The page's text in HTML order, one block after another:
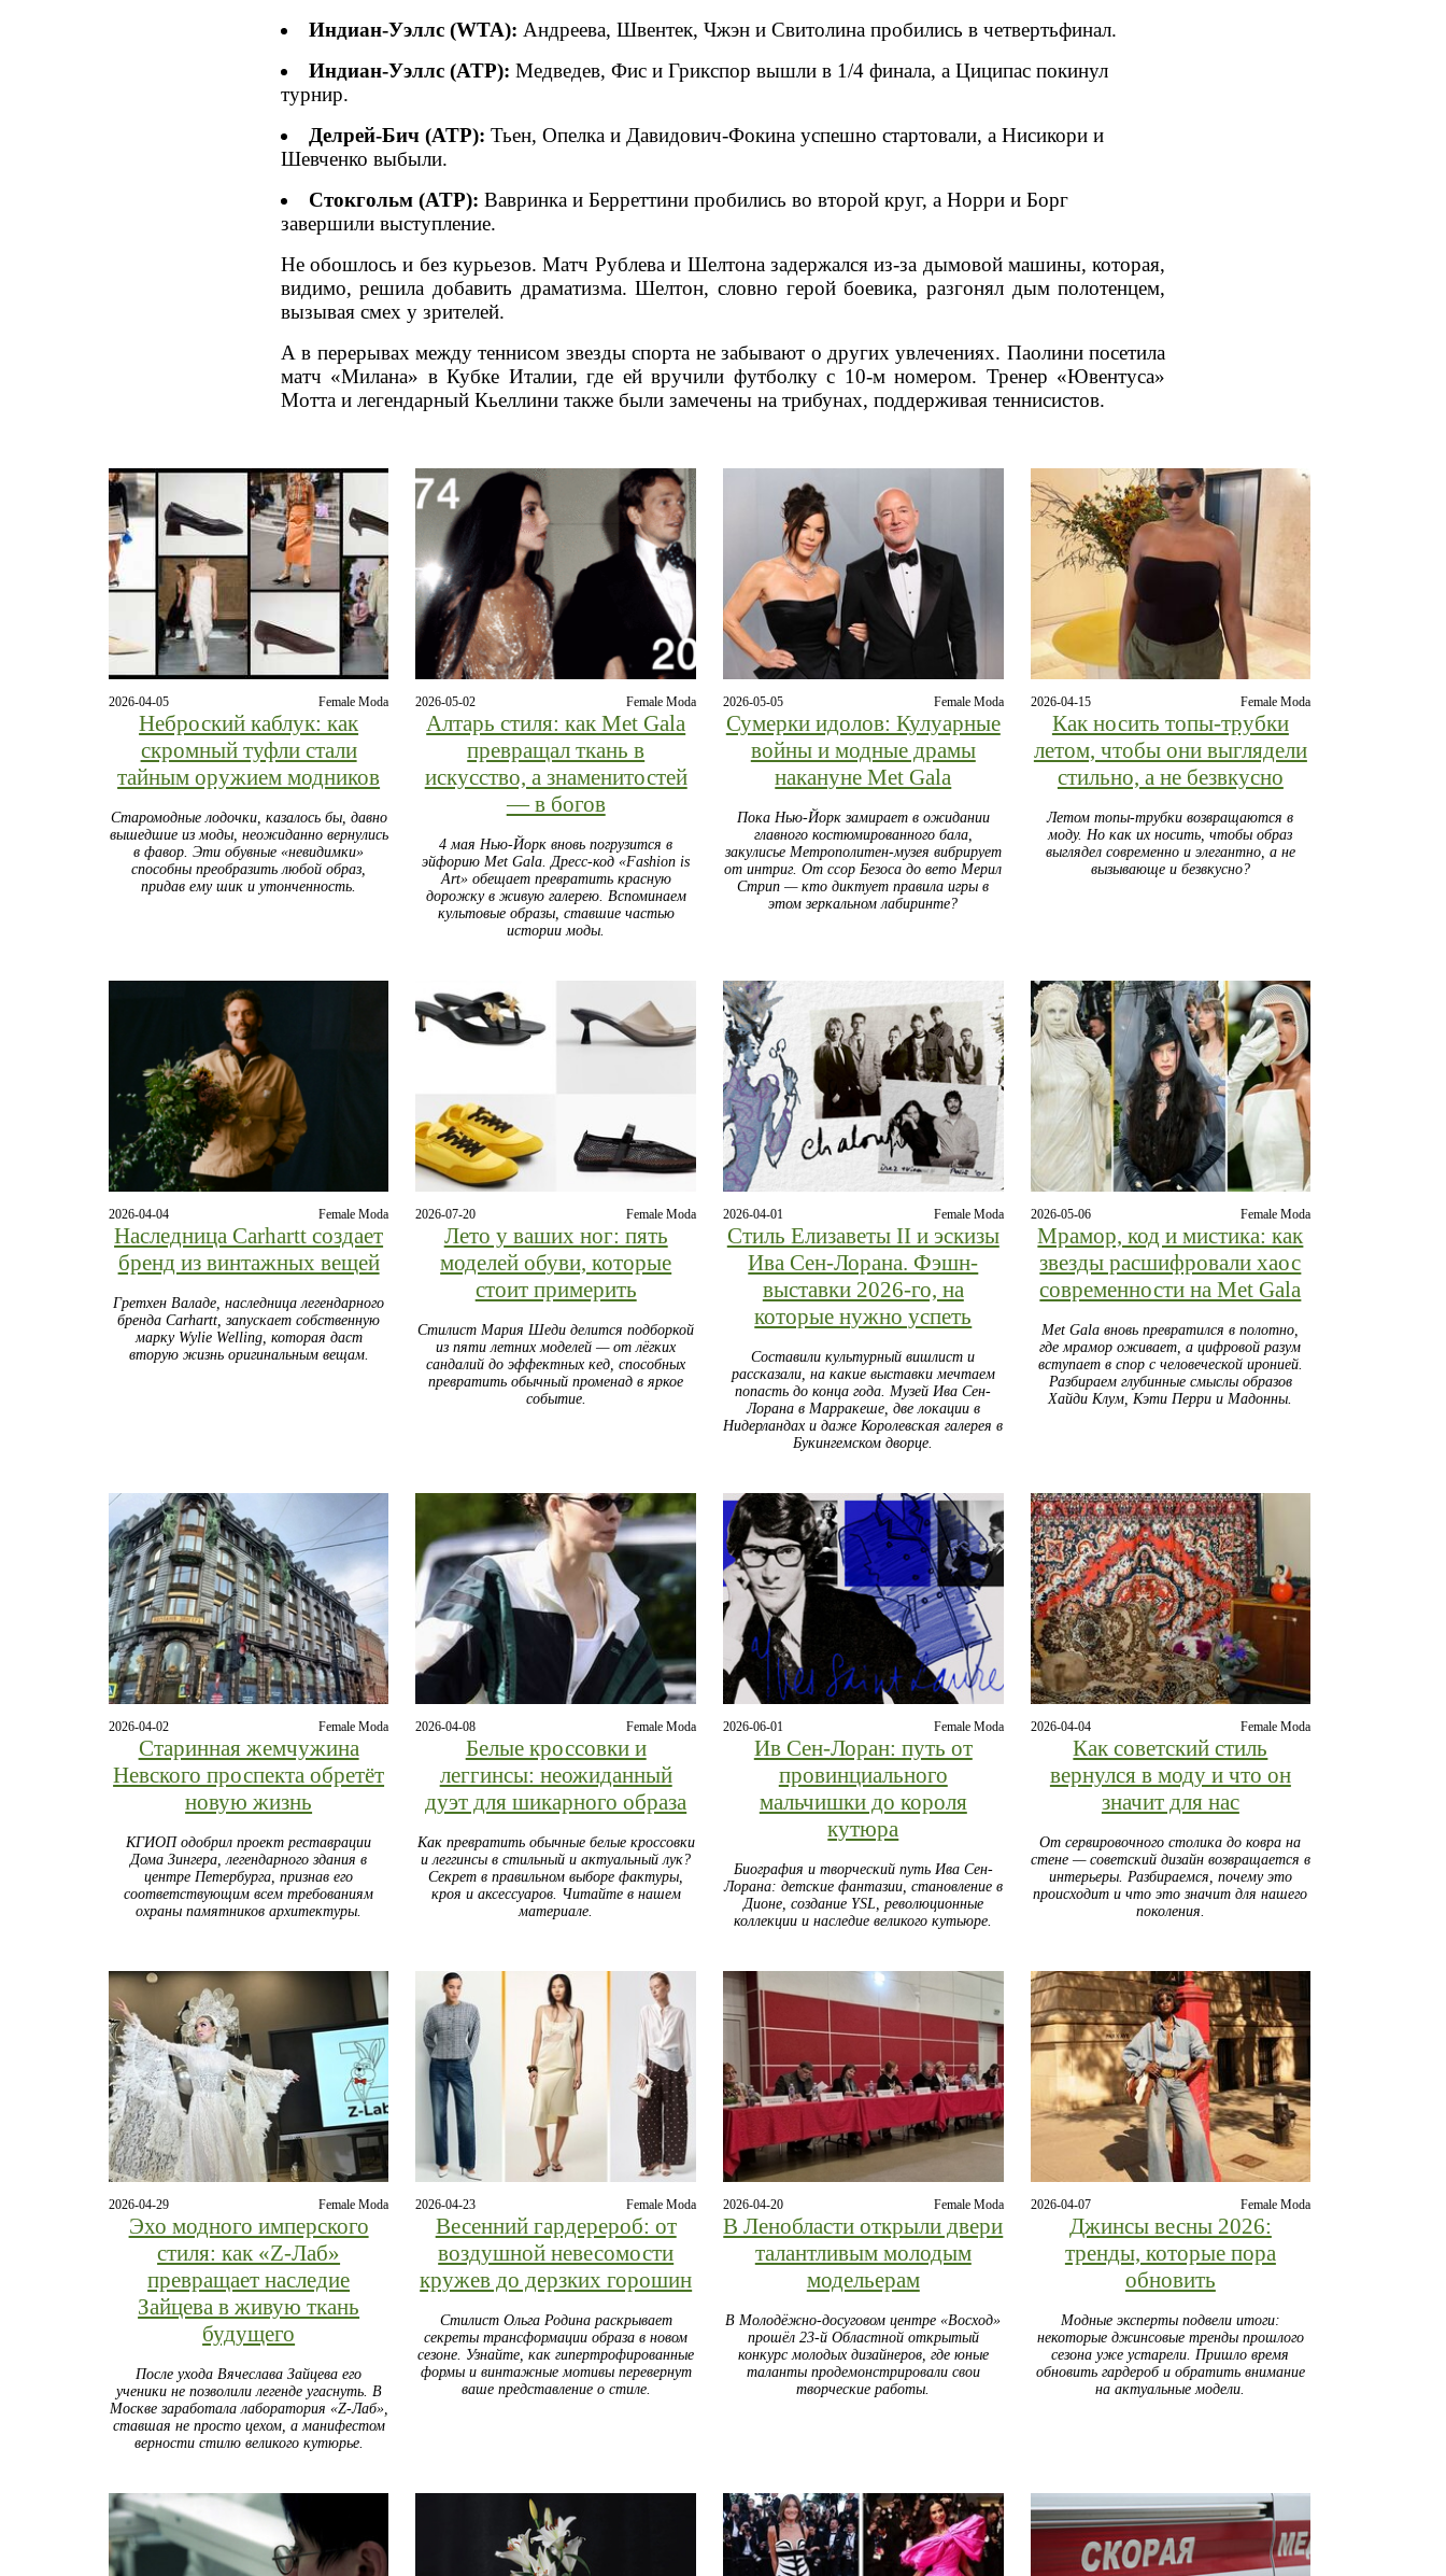
Индиан-Уэллс (WTA): Андреева, Швентек, Чжэн и Свитолина пробились в четвертьфинал.
Индиан-Уэллс (ATP): Медведев, Фис и Грикспор вышли в 1/4 финала, а Циципас покинул
турнир.
Делрей-Бич (ATP): Тьен, Опелка и Давидович-Фокина успешно стартовали, а Нисикори и
Шевченко выбыли.
Стокгольм (ATP): Вавринка и Берреттини пробились во второй круг, а Норри и Борг
завершили выступление.
Не обошлось и без курьезов. Матч Рублева и Шелтона задержался из-за дымовой машины, которая,
видимо, решила добавить драматизма. Шелтон, словно герой боевика, разгонял дым полотенцем,
вызывая смех у зрителей.
А в перерывах между теннисом звезды спорта не забывают о других увлечениях. Паолини посетила
матч «Милана» в Кубке Италии, где ей вручили футболку с 10-м номером. Тренер «Ювентуса»
Мотта и легендарный Кьеллини также были замечены на трибунах, поддерживая теннисистов.
2026-04-05 Female Moda
Неброский каблук: как
скромный туфли стали
тайным оружием модников
Старомодные лодочки, казалось бы, давно
вышедшие из моды, неожиданно вернулись
в фавор. Эти обувные «невидимки»
способны преобразить любой образ,
придав ему шик и утонченность.
2026-05-02 Female Moda
Алтарь стиля: как Met Gala
превращал ткань в
искусство, а знаменитостей
— в богов
4 мая Нью-Йорк вновь погрузится в
эйфорию Met Gala. Дресс-код «Fashion is
Art» обещает превратить красную
дорожку в живую галерею. Вспоминаем
культовые образы, ставшие частью
истории моды.
2026-05-05 Female Moda
Сумерки идолов: Кулуарные
войны и модные драмы
накануне Met Gala
Пока Нью-Йорк замирает в ожидании
главного костюмированного бала,
закулисье Метрополитен-музея вибрирует
от интриг. От ссор Безоса до вето Мерил
Стрип — кто диктует правила игры в
этом зеркальном лабиринте?
2026-04-15 Female Moda
Как носить топы-трубки
летом, чтобы они выглядели
стильно, а не безвкусно
Летом топы-трубки возвращаются в
моду. Но как их носить, чтобы образ
выглядел современно и элегантно, а не
вызывающе и безвкусно?
2026-04-04 Female Moda
Наследница Carhartt создает
бренд из винтажных вещей
Гретхен Валаде, наследница легендарного
бренда Carhartt, запускает собственную
марку Wylie Welling, которая даст
вторую жизнь оригинальным вещам.
2026-07-20 Female Moda
Лето у ваших ног: пять
моделей обуви, которые
стоит примерить
Стилист Мария Шеди делится подборкой
из пяти летних моделей — от лёгких
сандалий до эффектных кед, способных
превратить обычный променад в яркое
событие.
2026-04-01 Female Moda
Стиль Елизаветы II и эскизы
Ива Сен-Лорана. Фэшн-
выставки 2026-го, на
которые нужно успеть
Составили культурный вишлист и
рассказали, на какие выставки мечтаем
попасть до конца года. Музей Ива Сен-
Лорана в Марракеше, две локации в
Нидерландах и даже Королевская галерея в
Букингемском дворце.
2026-05-06 Female Moda
Мрамор, код и мистика: как
звезды расшифровали хаос
современности на Met Gala
Met Gala вновь превратился в полотно,
где мрамор оживает, а цифровой разум
вступает в спор с человеческой иронией.
Разбираем глубинные смыслы образов
Хайди Клум, Кэти Перри и Мадонны.
2026-04-02 Female Moda
Старинная жемчужина
Невского проспекта обретёт
новую жизнь
КГИОП одобрил проект реставрации
Дома Зингера, легендарного здания в
центре Петербурга, признав его
соответствующим всем требованиям
охраны памятников архитектуры.
2026-04-08 Female Moda
Белые кроссовки и
леггинсы: неожиданный
дуэт для шикарного образа
Как превратить обычные белые кроссовки
и леггинсы в стильный и актуальный лук?
Секрет в правильном выборе фактуры,
кроя и аксессуаров. Читайте в нашем
материале.
2026-06-01 Female Moda
Ив Сен-Лоран: путь от
провинциального
мальчишки до короля
кутюра
Биография и творческий путь Ива Сен-
Лорана: детские фантазии, становление в
Дионе, создание YSL, революционные
коллекции и наследие великого кутьюре.
2026-04-04 Female Moda
Как советский стиль
вернулся в моду и что он
значит для нас
От сервировочного столика до ковра на
стене — советский дизайн возвращается в
интерьеры. Разбираемся, почему это
происходит и что это значит для нашего
поколения.
2026-04-29 Female Moda
Эхо модного имперского
стиля: как «Z-Лаб»
превращает наследие
Зайцева в живую ткань
будущего
После ухода Вячеслава Зайцева его
ученики не позволили легенде угаснуть. В
Москве заработала лаборатория «Z-Лаб»,
ставшая не просто цехом, а манифестом
верности стилю великого кутюрье.
2026-04-23 Female Moda
Весенний гардерероб: от
воздушной невесомости
кружев до дерзких горошин
Стилист Ольга Родина раскрывает
секреты трансформации образа в новом
сезоне. Узнайте, как гипертрофированные
формы и винтажные мотивы перевернут
ваше представление о стиле.
2026-04-20 Female Moda
В Ленобласти открыли двери
талантливым молодым
модельерам
В Молодёжно-досуговом центре «Восход»
прошёл 23-й Областной открытый
конкурс молодых дизайнеров, где юные
таланты продемонстрировали свои
творческие работы.
2026-04-07 Female Moda
Джинсы весны 2026:
тренды, которые пора
обновить
Модные эксперты подвели итоги:
некоторые джинсовые тренды прошлого
сезона уже устарели. Пришло время
обновить гардероб и обратить внимание
на актуальные модели.